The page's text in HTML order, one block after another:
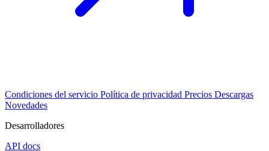
Condiciones del servicio Política de privacidad Precios Descargas
Novedades
Desarrolladores
API docs